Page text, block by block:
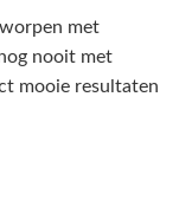
met
nooit met
mooie resultaten